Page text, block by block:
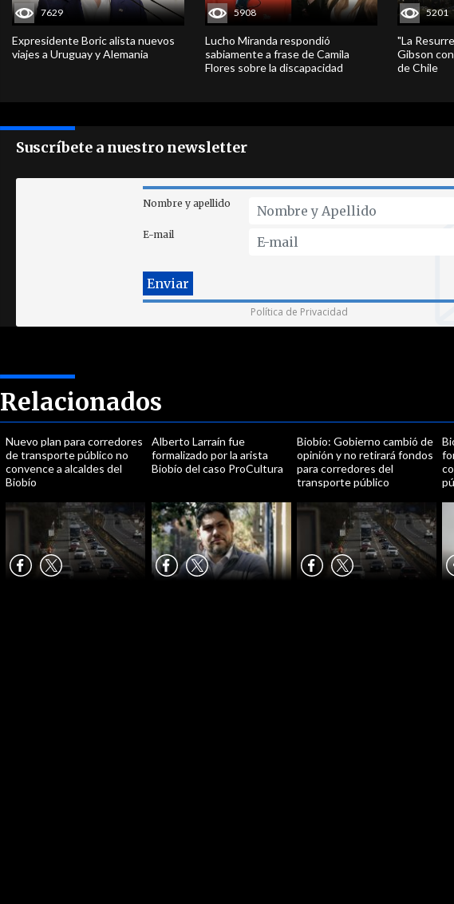
7629
Expresidente Boric alista nuevos
viajes a Uruguay y Alemania
5908
Lucho Miranda respondió
sabiamente a frase de Camila
Flores sobre la discapacidad
5201
"La
Gibson
de Chile
Suscríbete a nuestro newsletter
Nombre y apellido
E-mail
Política de Privacidad
Relacionados
Nuevo plan para corredores
de transporte público no
convence a alcaldes del
Biobío
Alberto Larraín fue
formalizado por la arista
Biobío del caso ProCultura
Biobío: Gobierno cambió de
opinión y no retirará fondos
para corredores del
transporte público